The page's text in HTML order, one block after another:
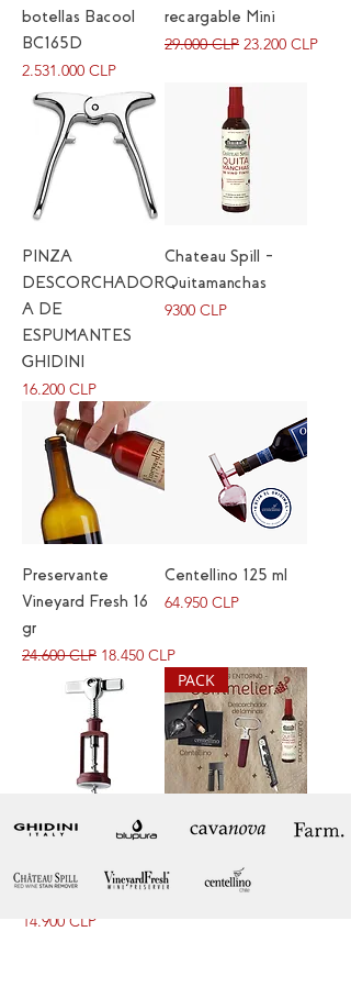
botellas Bacool
BC165D
Precio
2.531.000 CLP
recargable Mini
Precio
29.000 CLP Precio de oferta
23.200 CLP
PINZA
DESCORCHADOR
A DE
ESPUMANTES
GHIDINI
Precio
16.200 CLP
Chateau Spill –
Quitamanchas
Precio
9300 CLP
Preservante
Vineyard Fresh 16
gr
Precio
24.600 CLP Precio de oferta
18.450 CLP
Centellino 125 ml
Precio
64.950 CLP
DESCORCHADOR
ARTICULADO
GHIDINI
Precio
14.900 CLP
PACK
Pack Sommelier
Precio
95.150 CLPPrecio de oferta
71.363 CLP